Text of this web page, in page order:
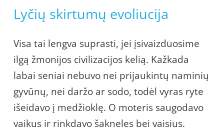
Lyčių skirtumų evoliucija
Visa tai lengva suprasti, jei įsivaizduosime
ilgą žmonijos civilizacijos kelią. Kažkada
labai seniai nebuvo nei prijaukintų naminių
gyvūnų, nei daržo ar sodo, todėl vyras ryte
išeidavo į medžioklę. O moteris saugodavo
vaikus ir rinkdavo šakneles bei vaisius.